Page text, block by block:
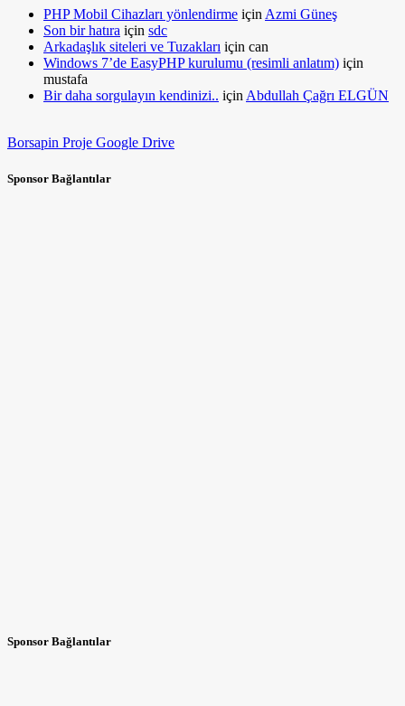
PHP Mobil Cihazları yönlendirme içinAzmi Güneş
Son bir hatıra için sdc
Arkadaşlık siteleri ve Tuzakları için can
Windows 7’de EasyPHP kurulumu (resimli anlatım) için
mustafa
Bir daha sorgulayın kendinizi.. içinAbdullah Çağrı ELGÜN
Borsapin Proje Google Drive
Sponsor Bağlantılar
Sponsor Bağlantılar